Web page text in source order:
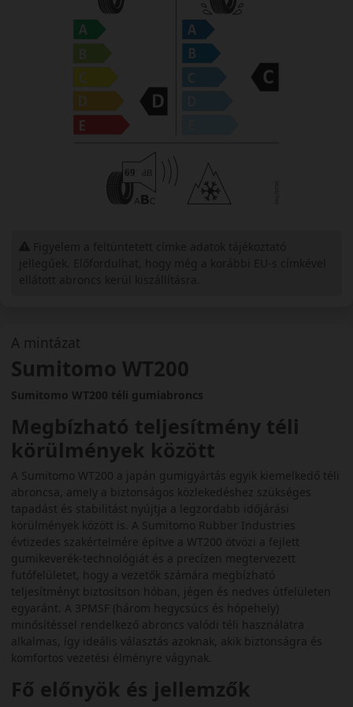
A mintázat
Sumitomo WT200
Sumitomo WT200 téli gumiabroncs
Megbízható teljesítmény téli
körülmények között
A Sumitomo WT200 a japán gumigyártás egyik kiemelkedő téli
abroncsa, amely a biztonságos közlekedéshez szükséges
tapadást és stabilitást nyújtja a legzordabb időjárási
körülmények között is. A Sumitomo Rubber Industries
évtizedes szakértelmére építve a WT200 ötvözi a fejlett
gumikeverék-technológiát és a precízen megtervezett
futófelületet, hogy a vezetők számára megbízható
teljesítményt biztosítson hóban, jégen és nedves útfelületen
egyaránt. A 3PMSF (három hegycsúcs és hópehely)
minősítéssel rendelkező abroncs valódi téli használatra
alkalmas, így ideális választás azoknak, akik biztonságra és
komfortos vezetési élményre vágynak.
Fő előnyök és jellemzők